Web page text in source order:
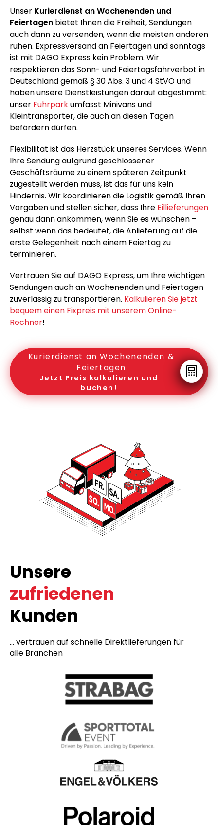
Unser Kurierdienst an Wochenenden und
Feiertagen bietet Ihnen die Freiheit, Sendungen
auch dann zu versenden, wenn die meisten anderen
ruhen. Expressversand an Feiertagen und sonntags
ist mit DAGO Express kein Problem. Wir
respektieren das Sonn- und Feiertagsfahrverbot in
Deutschland gemäß § 30 Abs. 3 und 4 StVO und
haben unsere Dienstleistungen darauf abgestimmt:
unser Fuhrparkumfasst Minivans und
Kleintransporter, die auch an diesen Tagen
befördern dürfen.
Flexibilität ist das Herzstück unseres Services. Wenn
Ihre Sendung aufgrund geschlossener
Geschäftsräume zu einem späteren Zeitpunkt
zugestellt werden muss, ist das für uns kein
Hindernis. Wir koordinieren die Logistik gemäß Ihren
Vorgaben und stellen sicher, dass Ihre Eillieferungen
genau dann ankommen, wenn Sie es wünschen –
selbst wenn das bedeutet, die Anlieferung auf die
erste Gelegenheit nach einem Feiertag zu
terminieren.
Vertrauen Sie auf DAGO Express, um Ihre wichtigen
Sendungen auch an Wochenenden und Feiertagen
zuverlässig zu transportieren. Kalkulieren Sie jetzt
bequem einen Fixpreis mit unserem Online-
Rechner!
Kurierdienst an Wochenenden &
Feiertagen
Jetzt Preis kalkulieren und
buchen!
Unsere
zufriedenen
Kunden
... vertrauen auf schnelle Direktlieferungen für
alle Branchen